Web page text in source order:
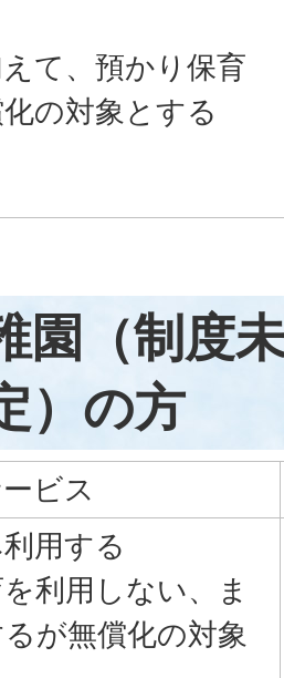
て、預かり保育
の対象とする
園（制度
）の方
ビス
用する
を利用しない、ま
が無償化の対象